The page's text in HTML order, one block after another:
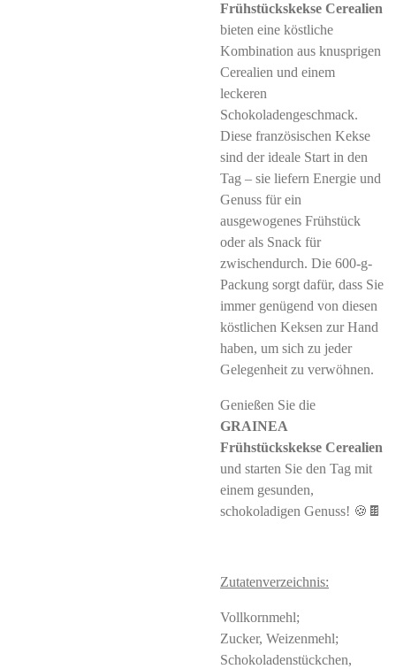
Frühstückskekse Cerealien
bieten eine köstliche
Kombination aus knusprigen
Cerealien und einem
leckeren
Schokoladengeschmack.
Diese französischen Kekse
sind der ideale Start in den
Tag – sie liefern Energie und
Genuss für ein
ausgewogenes Frühstück
oder als Snack für
zwischendurch. Die 600-g-
Packung sorgt dafür, dass Sie
immer genügend von diesen
köstlichen Keksen zur Hand
haben, um sich zu jeder
Gelegenheit zu verwöhnen.
Genießen Sie die
GRAINEA
Frühstückskekse Cerealien
und starten Sie den Tag mit
einem gesunden,
schokoladigen Genuss! 🍪🍫
Zutatenverzeichnis:
Vollkornmehl;
Zucker, Weizenmehl;
Schokoladenstückchen,